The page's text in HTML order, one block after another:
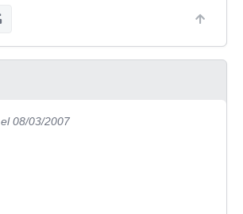
el 08/03/2007